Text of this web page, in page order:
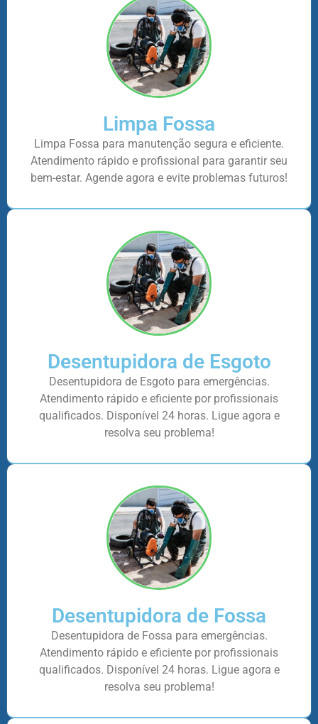
Limpa Fossa
Limpa Fossa para manutenção segura e eficiente.
Atendimento rápido e profissional para garantir seu
bem-estar. Agende agora e evite problemas futuros!
Desentupidora de Esgoto
Desentupidora de Esgoto para emergências.
Atendimento rápido e eficiente por profissionais
qualificados. Disponível 24 horas. Ligue agora e
resolva seu problema!
Desentupidora de Fossa
Desentupidora de Fossa para emergências.
Atendimento rápido e eficiente por profissionais
qualificados. Disponível 24 horas. Ligue agora e
resolva seu problema!